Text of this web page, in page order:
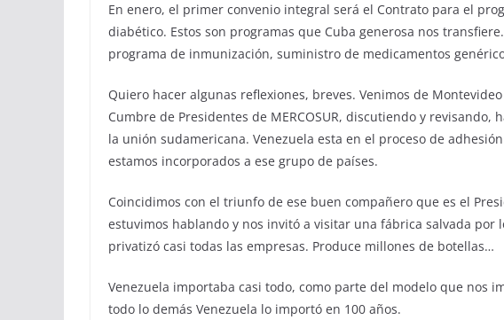
En enero, el primer convenio integral será el Contrato para el
diabético. Estos son programas que Cuba generosa nos
programa de inmunización, suministro de medicamentos
Quiero hacer algunas reflexiones, breves. Venimos de
Cumbre de Presidentes de MERCOSUR, discutiendo y
la unión sudamericana. Venezuela esta en el proceso de
estamos incorporados a ese grupo de países.
Coincidimos con el triunfo de ese buen compañero que es el
estuvimos hablando y nos invitó a visitar una fábrica salvada por
privatizó casi todas las empresas. Produce millones de botellas…
Venezuela importaba casi todo, como parte del modelo que nos
todo lo demás Venezuela lo importó en 100 años.